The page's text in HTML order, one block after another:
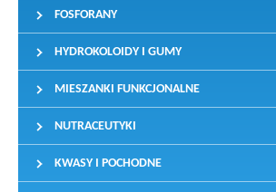
FOSFORANY
HYDROKOLOIDY I GUMY
MIESZANKI FUNKCJONALNE
NUTRACEUTYKI
KWASY I POCHODNE